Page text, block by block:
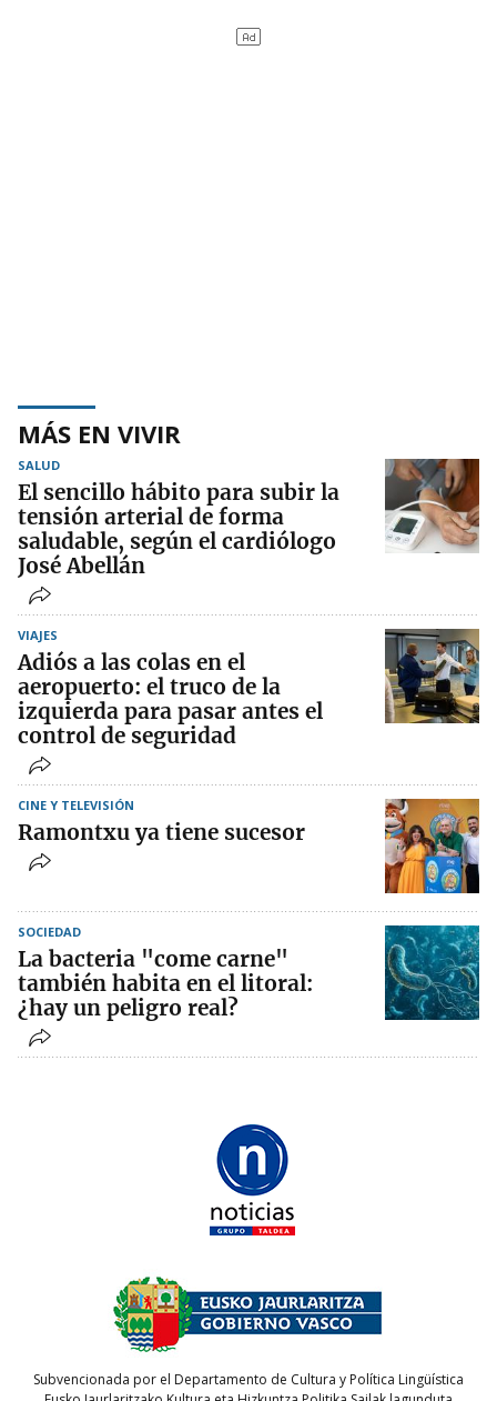
MÁS EN VIVIR
SALUD
El sencillo hábito para subir la
tensión arterial de forma
saludable, según el cardiólogo
José Abellán
VIAJES
Adiós a las colas en el
aeropuerto: el truco de la
izquierda para pasar antes el
control de seguridad
CINE Y TELEVISIÓN
Ramontxu ya tiene sucesor
SOCIEDAD
La bacteria "come carne"
también habita en el litoral:
¿hay un peligro real?
Subvencionada por el Departamento de Cultura y Política Lingüística